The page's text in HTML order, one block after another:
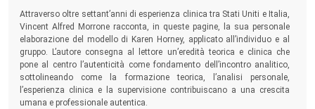
Attraverso oltre settant’anni di esperienza clinica tra Stati Uniti e Italia,
Vincent Alfred Morrone racconta, in queste pagine, la sua personale
elaborazione del modello di Karen Horney, applicato all’individuo e al
gruppo. L’autore consegna al lettore un’eredità teorica e clinica che
pone al centro l’autenticità come fondamento dell’incontro analitico,
sottolineando come la formazione teorica, l’analisi personale,
l’esperienza clinica e la supervisione contribuiscano a una crescita
umana e professionale autentica.